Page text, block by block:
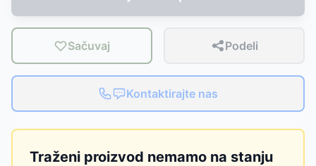
Sačuvaj Podeli
Kontaktirajte nas
Traženi proizvod nemamo na stanju